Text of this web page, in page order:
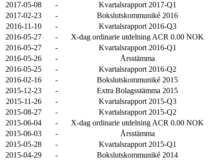
2017-05-08
-
Kvartalsrapport 2017-Q1
2017-02-23
-
Bokslutskommuniké 2016
2016-11-10
-
Kvartalsrapport 2016-Q3
2016-05-27
-
X-dag ordinarie utdelning ACR 0.00 NOK
2016-05-27
-
Kvartalsrapport 2016-Q1
2016-05-26
-
Årsstämma
2016-05-25
-
Kvartalsrapport 2016-Q2
2016-02-16
-
Bokslutskommuniké 2015
2015-12-23
-
Extra Bolagsstämma 2015
2015-11-26
-
Kvartalsrapport 2015-Q3
2015-08-27
-
Kvartalsrapport 2015-Q2
2015-06-04
-
X-dag ordinarie utdelning ACR 0.00 NOK
2015-06-03
-
Årsstämma
2015-05-28
-
Kvartalsrapport 2015-Q1
2015-04-29
-
Bokslutskommuniké 2014